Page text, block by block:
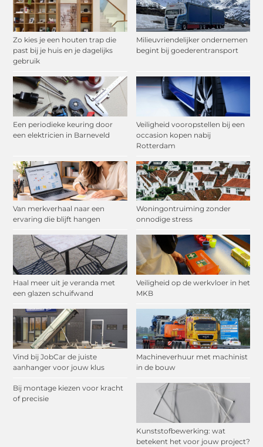
Zo kies je een houten trap die
past bij je huis en je dagelijks
gebruik
Milieuvriendelijker ondernemen
begint bij goederentransport
Een periodieke keuring door
een elektricien in Barneveld
Veiligheid vooropstellen bij een
occasion kopen nabij
Rotterdam
Van merkverhaal naar een
ervaring die blijft hangen
Woningontruiming zonder
onnodige stress
Haal meer uit je veranda met
een glazen schuifwand
Veiligheid op de werkvloer in het
MKB
Vind bij JobCar de juiste
aanhanger voor jouw klus
Machineverhuur met machinist
in de bouw
Bij montage kiezen voor kracht
of precisie
Kunststofbewerking: wat
betekent het voor jouw project?